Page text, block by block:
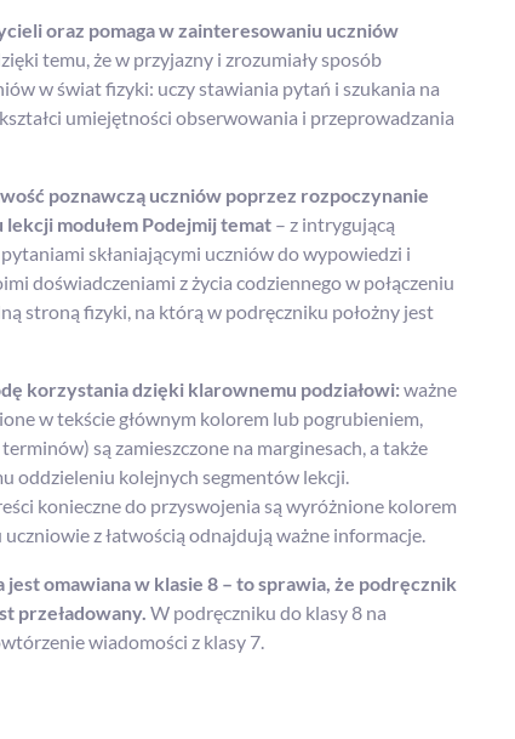
oraz pomaga w zainteresowaniu uczniów
temu, że w przyjazny i zrozumiały sposób
w świat fizyki: uczy stawiania pytań i szukania na
umiejętności obserwowania i przeprowadzania
poznawczą uczniów poprzez rozpoczynanie
lekcji modułem Podejmij temat – z intrygującą
skłaniającymi uczniów do wypowiedzi i
doświadczeniami z życia codziennego w połączeniu
stroną fizyki, na którą w podręczniku położny jest
korzystania dzięki klarownemu podziałowi: ważne
w tekście głównym kolorem lub pogrubieniem,
są zamieszczone na marginesach, a także
oddzieleniu kolejnych segmentów lekcji.
konieczne do przyswojenia są wyróżnione kolorem
uczniowie z łatwością odnajdują ważne informacje.
jest omawiana w klasie 8 – to sprawia, że podręcznik
przeładowany. W podręczniku do klasy 8 na
wiadomości z klasy 7.